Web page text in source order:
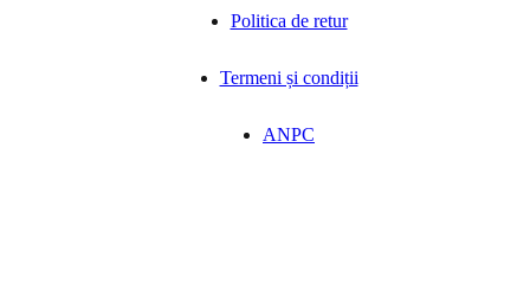
Politica de retur
Termeni și condiții
ANPC